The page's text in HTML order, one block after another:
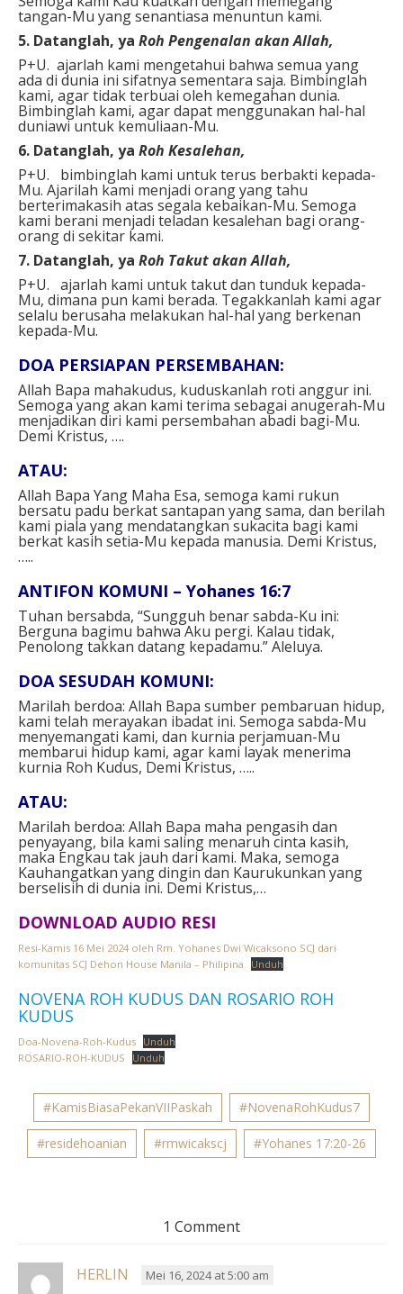
tangan-Mu yang senantiasa menuntun kami.
5. Datanglah, ya Roh Pengenalan akan Allah,
P+U. ajarlah kami mengetahui bahwa semua yang
ada di dunia ini sifatnya sementara saja. Bimbinglah
kami, agar tidak terbuai oleh kemegahan dunia.
Bimbinglah kami, agar dapat menggunakan hal-hal
duniawi untuk kemuliaan-Mu.
6. Datanglah, ya Roh Kesalehan,
P+U. bimbinglah kami untuk terus berbakti kepada-
Mu. Ajarilah kami menjadi orang yang tahu
berterimakasih atas segala kebaikan-Mu. Semoga
kami berani menjadi teladan kesalehan bagi orang-
orang di sekitar kami.
7. Datanglah, ya Roh Takut akan Allah,
P+U. ajarlah kami untuk takut dan tunduk kepada-
Mu, dimana pun kami berada. Tegakkanlah kami agar
selalu berusaha melakukan hal-hal yang berkenan
kepada-Mu.
DOA PERSIAPAN PERSEMBAHAN:
Allah Bapa mahakudus, kuduskanlah roti anggur ini.
Semoga yang akan kami terima sebagai anugerah-Mu
menjadikan diri kami persembahan abadi bagi-Mu.
Demi Kristus, ….
ATAU:
Allah Bapa Yang Maha Esa, semoga kami rukun
bersatu padu berkat santapan yang sama, dan berilah
kami piala yang mendatangkan sukacita bagi kami
berkat kasih setia-Mu kepada manusia. Demi Kristus,
…..
ANTIFON KOMUNI – Yohanes 16:7
Tuhan bersabda, “Sungguh benar sabda-Ku ini:
Berguna bagimu bahwa Aku pergi. Kalau tidak,
Penolong takkan datang kepadamu.” Aleluya.
DOA SESUDAH KOMUNI:
Marilah berdoa: Allah Bapa sumber pembaruan hidup,
kami telah merayakan ibadat ini. Semoga sabda-Mu
menyemangati kami, dan kurnia perjamuan-Mu
membarui hidup kami, agar kami layak menerima
kurnia Roh Kudus, Demi Kristus, …..
ATAU:
Marilah berdoa: Allah Bapa maha pengasih dan
penyayang, bila kami saling menaruh cinta kasih,
maka Engkau tak jauh dari kami. Maka, semoga
Kauhangatkan yang dingin dan Kaurukunkan yang
berselisih di dunia ini. Demi Kristus,…
DOWNLOAD AUDIO RESI
Resi-Kamis 16 Mei 2024 oleh Rm. Yohanes Dwi Wicaksono SCJ dari
komunitas SCJ Dehon House Manila – Philipina
Unduh
NOVENA ROH KUDUS DAN ROSARIO ROH
KUDUS
Doa-Novena-Roh-Kudus Unduh
ROSARIO-ROH-KUDUS
Unduh
#KamisBiasaPekanVIIPaskah #NovenaRohKudus7
#residehoanian #rmwicakscj #Yohanes 17:20-26
1 Comment
HERLIN Mei 16, 2024 at 5:00 am